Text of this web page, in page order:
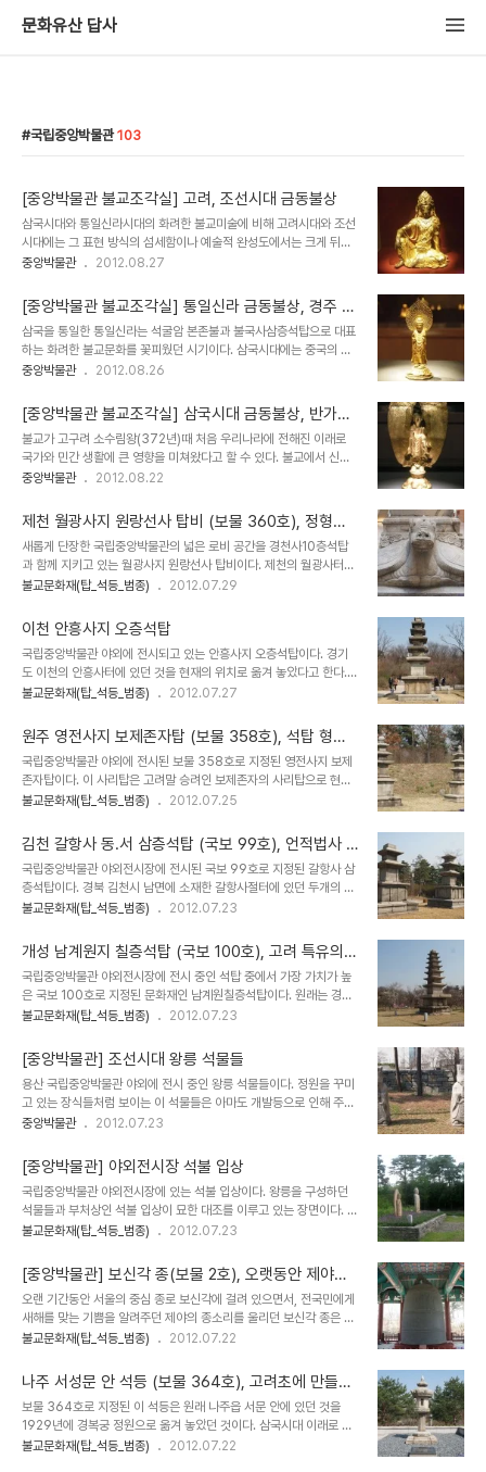
문화유산 답사
국립중앙박물관 103
[중앙박물관 불교조각실] 고려, 조선시대 금동불상
삼국시대와 통일신라시대의 화려한 불교미술에 비해 고려시대와 조선
시대에는 그 표현 방식의 섬세함이나 예술적 완성도에서는 크게 뒤떨
어지게 된 것으로 보인다. 반면에 민간의 생동감 넘치는 투박하고 거대
에는 완성도가 높았던 석탑의 제작은 크게 줄어들고, 고승의 사리를 모
시는 사리탑이 전국적으로 많이 만들어진 것으로 보인다. 또다른 경향
으로는 원나라 침입이후 라마교의 영향을 받은 경천사지석탑 등과 라
마풍의 불상들도 제작되기도 했다. 조선시대는 유교국가로 불교 미술
은 크게 발전하지 못하고 고려시대를 답습한 듯한 모습을 보인다. 1.
표현 기법이나 기술의 크게 떨어져서 지금의 기준을 봐서..
중앙박물관 2012.08.27
[중앙박물관 불교조각실] 통일신라 금동불상, 경주 구
황동 금제여래입상(국보 80호)
삼국을 통일한 통일신라는 석굴암 본존불과 불국사삼층석탑으로 대표
하는 화려한 불교문화를 꽃피웠던 시기이다. 삼국시대에는 중국의 영
향을 받으면서 우리나라 고유의 특징을 보여주었던데 비해 통일신라
수법에서 세련되면서도 세밀하고 자연스러운 면이 크게 좋아 졌다고
하며, 후대인 고려시대 불상에 비해서는 비교가 안될 정도로 세련된 수
법을 보여준다. 반면에 고구려 불상에서 보여주었던 생동감 넘치고, 힘
있는 모습은 다소 줄어들면서 정형화된 느낌을 주는 측면도 약간 있어
보인다. 이 시기에는 비로자나불이나 약사불이 많이 만들어졌고, 지방
불상 통일신라 불상은 삼국시대에 축적된 기술과 중국 당나..
중앙박물관 2012.08.26
[중앙박물관 불교조각실] 삼국시대 금동불상, 반가사
유상 (국보78,83호)
불교가 고구려 소수림왕(372년)때 처음 우리나라에 전해진 이래로
국가와 민간 생활에 큰 영향을 미쳐왔다고 할 수 있다. 불교에서 신앙
의 대상은 원래 스투파라 불리는 부처의 사리를 모시는 탑이 중심이었
와 보살의 모습을 구체화한 불상이 신앙의 중심이 되었으며, 사찰에서
도 탑보다는 불상을 모신 금당이 중요해졌다. 삼국시대에도 많은 불상
이 만들어졌을 것으로 보이지만, 황룡사 장륙전의 거대한 불상처럼 금
당에 모셔졌던 불상은 많이 남아 있지 않는 반면에 개인들이 소장했던
것으로 보이는 금동불상들은 지금도 많이 남아 있는 것으로 생각된다.
름다움을 가장 잘 보여주는 불상이라고 할 ..
중앙박물관 2012.08.22
제천 월광사지 원랑선사 탑비 (보물 360호), 정형화
된 통일신라 탑비
새롭게 단장한 국립중앙박물관의 넓은 로비 공간을 경천사10층석탑
과 함께 지키고 있는 월광사지 원랑선사 탑비이다. 제천의 월광사터에
있던 탑비를 일제강점기에 일본인들이 경복궁으로 옮겨 놓아서 현재
전히 남아 있고, 비례에 있어서 안정감이 있는 탑비로 우리나라 문화를
대표한다고 볼 수 있어서 박물관 중앙 로비에 전시된 것으로 보인다.
이탑비는 통일신라 후기 승려인 원랑선사의 행적을 기록한 탑비로 거
북받침돌 위에 비몸을 세우고 머리돌을 얹어 통일신라 후기의 정형화
된 탑비의 모습을 잘 보여주고 있다. 원랑선사는 당나라에 11년간 유학
는 탑명을 내리고 글을 짓게 하였다고 한다. 글..
불교문화재(탑_석등_범종) 2012.07.29
이천 안흥사지 오층석탑
국립중앙박물관 야외에 전시되고 있는 안흥사지 오층석탑이다. 경기
도 이천의 안흥사터에 있던 것을 현재의 위치로 옮겨 놓았다고 한다.
이 석탑은 전형적인 통일신라 석탑의 양식을 따르고 있어서 석탑 구성
미는 있어 보인다. 석탑은 2층의 기단 위에 5층의 탑신을 올려 놓고
있다. 2층의 기단부는 1층은 낮고 2층은 높게 되어 있으며 모서리에
기둥장식을 새겨 놓고 있다. 탑신은 1층 몸돌은 높게, 그 위로는 낮게
만들었다. 전체적으로 통일신라 전성기 조각수법이 많이 남아 있는 석
탑이다. 안흥사 오층석탑은 통일신라말이나 고려초기에 세워진 석탑
안정적이다. 이 석탑은 전체적으로 직선적인..
불교문화재(탑_석등_범종) 2012.07.27
원주 영전사지 보제존자탑 (보물 358호), 석탑 형태
로 만든 승려의 사리탑
국립중앙박물관 야외에 전시된 보물 358호로 지정된 영전사지 보제
존자탑이다. 이 사리탑은 고려말 승려인 보제존자의 사리탑으로 현재
도 보제존자의 사리탑은 여주 신륵사 뒷동산에 석종형태로 만들어져
다. 원래는 원주 영전사지에 있던 것을 일제시대때 일본인들이 경복궁
으로 옮겼다고 한다. 고려말에 통일신라시대 양식이 두개의 탑 형식으
로 세운 것도 특이하며, 아마도 우리나라 남아 있는 제대로 된 삼층석
탑 중에서 가장 후대에 세워진 것으로 보인다. 석탑의 크기는 크지 않
지만, 기단과 탑신의 구성요소들의 비율의 통일신라시대 양식과 비슷
는 고려말을 대표하는 승려로 무학대사의 스승이기도 하다..
불교문화재(탑_석등_범종) 2012.07.25
김천 갈항사 동.서 삼층석탑 (국보 99호), 언적법사 3
남매가 건립했다는 통일신라 전성기 석탑
국립중앙박물관 야외전시장에 전시된 국보 99호로 지정된 갈항사 삼
층석탑이다. 경북 김천시 남면에 소재한 갈항사절터에 있던 두개의 탑
으로 일제강점기에 일본으로 반출될 위기에 처했던 것을 경복궁 마당
의 기단위에 3층의 탑신으로 이루어진 통일신라 전성기 석탑의 형식
을 보여주고 있다. 기단의 네모서리와 각면에는 기둥모양을 새겼다. 탑
신부 몸달은 각각 하나의 돌로 이루어져 있다. 동탑의 기단부에 통일신
라시대 영묘사 언적법사 3남매가 건립하였다는 내용이 글로 새겨져
있다. 이 탑에 모셔졌던 사리병과 법어 불경이 발견되었다. 이 석탑은
고, 당시의 석탑 양식이 잘 드러나 있어서 문화재로..
불교문화재(탑_석등_범종) 2012.07.23
개성 남계원지 칠층석탑 (국보 100호), 고려 특유의
석탑 양식이 반영된 석탑
국립중앙박물관 야외전시장에 전시 중인 석탑 중에서 가장 가치가 높
은 국보 100호로 지정된 문화재인 남계원칠층석탑이다. 원래는 경기
도 개성 부근에 있던 석탑으로 탑신만이 경북궁에 옮겨졌다가 후에 기
기단 위에 7층의 탑신을 세운 것으로 전체적인 형식은 전형적인 통일
신라 석탑의 정형화된 양식을 따르고 있으나 세부적으로 변화된 양식
을 보여주고 있다. 신라 석탑에 비해서 1층기단은 약간 높아졌고, 2층
기단은 약간 낮아져 있다. 통일신라 석탑의 전형이 삼층석탑을 벗어나
고려시대 특유의 석탑 양식이 반영된 석탑이라고 한다. 남계원칠층석
식을 가지면서도, 고려 특유의 석탑 양식으로 ..
불교문화재(탑_석등_범종) 2012.07.23
[중앙박물관] 조선시대 왕릉 석물들
용산 국립중앙박물관 야외에 전시 중인 왕릉 석물들이다. 정원을 꾸미
고 있는 장식들처럼 보이는 이 석물들은 아마도 개발등으로 인해 주인
을 잃어 이 곳 야외 정원에 전시되고 있지 않을까 생각된다. 왕릉을 구
릉이나 왕실의 무덤, 또는 개인의 무덤을 장식하던 석물들은 그 조각수
법이 뛰어나지 못한편으로 문화재로서의 가치는 그리 높지 않은 편이
다. 또한 왕릉이나 이들 무덤들은 조선시대부터 철저하게 관리되어 오
늘날까지 원형을 잘 유지하고 있어서 박물관 등에서는 전시할 유물들
은 그리 많지 않은 것으로 보인다. 대체로 도시화에 따른 토지개발 등
석곽, 1453년. 이 석곽은 경기도 양주..
중앙박물관 2012.07.23
[중앙박물관] 야외전시장 석불 입상
국립중앙박물관 야외전시장에 있는 석불 입상이다. 왕릉을 구성하던
석물들과 부처상인 석불 입상이 묘한 대조를 이루고 있는 장면이다. 깊
은 산중에 있어야 할 석불입상이 어떤 경유로 해서 이 곳 박물관에 전
인 우리나라 석불입상을 보여주는 것 같다. 이 석불입상들은 대체로 고
려시대에 만들어진 것으로 보이며 조각수법의 섬세함이나 조형미 등
이 뛰어난 편은 아니며, 단순하면서도 간략한 서민적인 모습의 불상이
라 할 수 있다. 평범해 보이는 석불입상. 신체의 표현이나 옷주름 등에
서 자연스러운 모습이 아닌 정형화된 형태를 하고 있다. 비로자나불로
불입상이 박물관 정원에서 왕릉을 지키..
불교문화재(탑_석등_범종) 2012.07.23
[중앙박물관] 보신각 종(보물 2호), 오랫동안 제야의
종소리를 들려주던 범종
오랜 기간동안 서울의 중심 종로 보신각에 걸려 있으면서, 전국민에게
새해를 맞는 기쁨을 알려주던 제야의 종소리를 울리던 보신각 종은 지
금은 국립중앙박물관 마당을 새로운 안식처로 삼고 긴 휴식을 하고 있
후 종루에 걸려서 백성들에게 시간을 알려주던 종이라 할 수 있으며,
서울시민과 오랫동안 같이 생활해 왔던 문화재이다. 보신각 종은 조선
세조때 만들어진 것으로 원래는 신덕왕후 정릉 안에 있던 정릉사에 있
었으나, 원각사로 옮겨졌다가 임진왜란 이후에 종루에서 시간을 알리
는 역할을 해 왔다. 높이 3.18m로 음통은 없고 2마리의 용이 종의 고
불교문화재(탑_석등_범종) 2012.07.22
나주 서성문 안 석등 (보물 364호), 고려초에 만들어
진 전형적인 석등
보물 364호로 지정된 이 석등은 원래 나주읍 서문 안에 있던 것을
1929년에 경복궁 정원으로 옮겨 놓았던 것이다. 삼국시대 이래로 정
형화된 8각형을 하고 있는 석등의 형태를 잘 갖추고 있는 고려시대에
불교문화재(탑_석등_범종) 2012.07.22